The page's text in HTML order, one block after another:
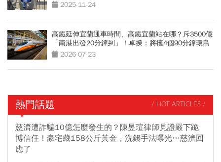
2025-11-24
高鐵延伸宜蘭通車時間、高鐵宜蘭站在哪？斥3500億
「南港出發20分鐘到」！卓揆：將擁4個90分鐘環島
網 2026-07-23
熱門話題 / HOT ARTICLES /
慈濟遭詐騙10億怎麼發生的？陳昱瑄律師見證嚴下跪
博信任！豪宅藏158公斤黃金，洗錢手法曝光…慈濟回
應了